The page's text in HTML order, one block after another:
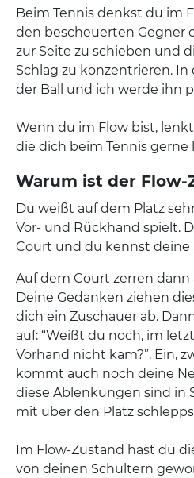
Beim Tennis denkst du im
den bescheuerten Gegner
zur Seite zu schieben und
Schlag zu konzentrieren.
der Ball und ich werde ihn
Wenn du im Flow bist,
die dich beim Tennis gerne
Warum ist der Flow-
Du weißt auf dem Platz
Vor- und Rückhand spielt.
Court und du kennst deine
Auf dem Court zerren
Deine Gedanken ziehen
dich ein Zuschauer ab.
auf: “Weißt du noch, im
Vorhand nicht kam?”. Ein,
kommt auch noch deine
diese Ablenkungen sind in
mit über den Platz
Im Flow-Zustand hast du
von deinen Schultern